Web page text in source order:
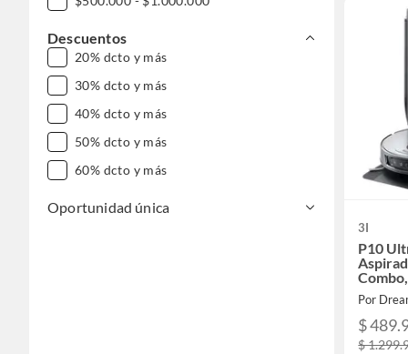
Descuentos
20% dcto y más
30% dcto y más
40% dcto y más
50% dcto y más
60% dcto y más
Oportunidad única
3I
P10
de
Por
$
$